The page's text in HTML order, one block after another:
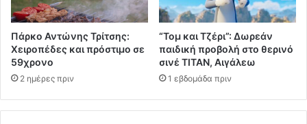
Πάρκο Αντώνης Τρίτσης:
Χειροπέδες και πρόστιμο σε
59χρονο
2 ημέρες πριν
“Τομ και Τζέρι”: Δωρεάν
παιδική προβολή στο θερινό
σινέ ΤΙΤΑΝ, Αιγάλεω
1 εβδομάδα πριν